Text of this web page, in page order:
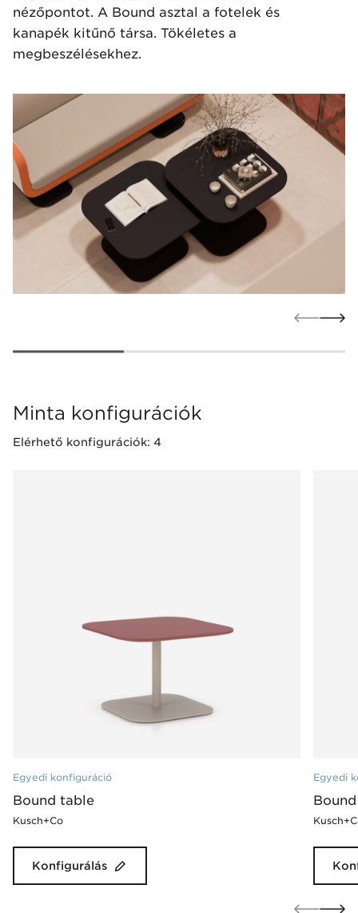
nézőpontot. A Bound asztal a fotelek és
kanapék kitűnő társa. Tökéletes a
megbeszélésekhez.
Minta konfigurációk
Elérhető konfigurációk: 4
Egyedi konfiguráció
Bound table
Kusch+Co
Konfigurálás
Egyedi